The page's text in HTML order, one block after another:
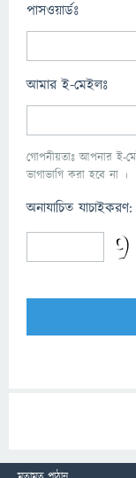
পাসওয়ার্ডঃ
আমার ই-মেইলঃ
গোপনীয়তাঃ আপনার ই-
ভাগাভাগি করা হবে না ।
অনাযাচিত যাচাইকরণ: